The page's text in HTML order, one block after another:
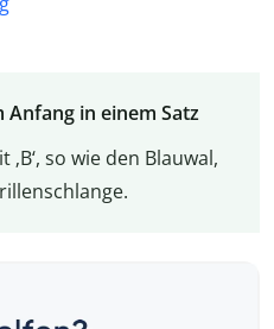
Anfang in einem Satz
so wie den Blauwal,